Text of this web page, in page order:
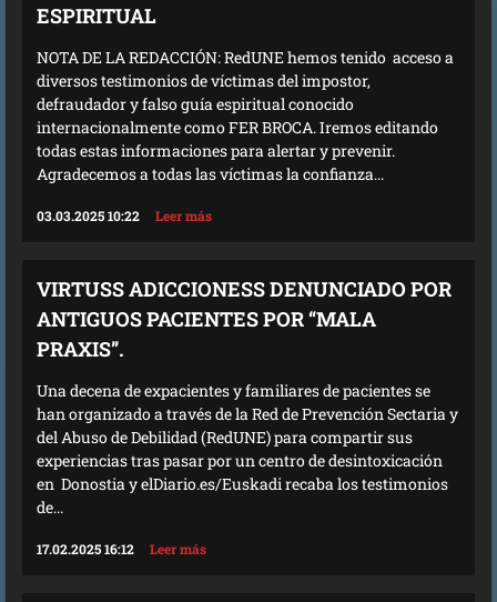
ESPIRITUAL
NOTA DE LA REDACCIÓN: RedUNE hemos tenido acceso a
diversos testimonios de víctimas del impostor,
defraudador y falso guía espiritual conocido
internacionalmente como FER BROCA. Iremos editando
todas estas informaciones para alertar y prevenir.
Agradecemos a todas las víctimas la confianza...
03.03.2025 10:22 Leer más
VIRTUSS ADICCIONESS DENUNCIADO POR
ANTIGUOS PACIENTES POR “MALA
PRAXIS”.
Una decena de expacientes y familiares de pacientes se
han organizado a través de la Red de Prevención Sectaria y
del Abuso de Debilidad (RedUNE) para compartir sus
experiencias tras pasar por un centro de desintoxicación
en Donostia y elDiario.es/Euskadi recaba los testimonios
de...
17.02.2025 16:12 Leer más